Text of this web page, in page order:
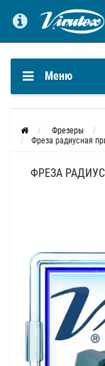
Меню
Фрезеры
Фреза радиусная
ФРЕЗА